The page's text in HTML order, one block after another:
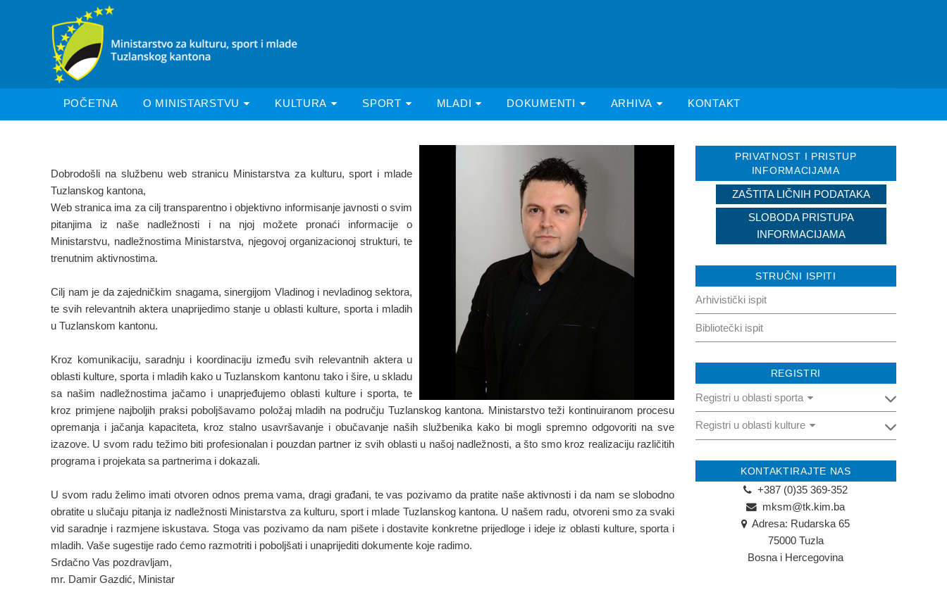
POČETNA O MINISTARSTVU KULTURA SPORT MLADI DOKUMENTI ARHIVA KONTAKT
Dobrodošli na službenu web stranicu Ministarstva za kulturu, sport i mlade
Tuzlanskog kantona,
Web stranica ima za cilj transparentno i objektivno informisanje javnosti o svim
pitanjima iz naše nadležnosti i na njoj možete pronaći informacije o
Ministarstvu, nadležnostima Ministarstva, njegovoj organizacionoj strukturi, te
trenutnim aktivnostima.
Cilj nam je da zajedničkim snagama, sinergijom Vladinog i nevladinog sektora,
te svih relevantnih aktera unaprijedimo stanje u oblasti kulture, sporta i mladih
u Tuzlanskom kantonu.
Kroz komunikaciju, saradnju i koordinaciju između svih relevantnih aktera u
oblasti kulture, sporta i mladih kako u Tuzlanskom kantonu tako i šire, u skladu
sa našim nadležnostima jačamo i unaprjeđujemo oblasti kulture i sporta, te
kroz primjene najboljih praksi poboljšavamo položaj mladih na području Tuzlanskog kantona. Ministarstvo teži kontinuiranom procesu
opremanja i jačanja kapaciteta, kroz stalno usavršavanje i obučavanje naših službenika kako bi mogli spremno odgovoriti na sve
izazove. U svom radu težimo biti profesionalan i pouzdan partner iz svih oblasti u našoj nadležnosti, a što smo kroz realizaciju različitih
programa i projekata sa partnerima i dokazali.
U svom radu želimo imati otvoren odnos prema vama, dragi građani, te vas pozivamo da pratite naše aktivnosti i da nam se slobodno
obratite u slučaju pitanja iz nadležnosti Ministarstva za kulturu, sport i mlade Tuzlanskog kantona. U našem radu, otvoreni smo za svaki
vid saradnje i razmjene iskustava. Stoga vas pozivamo da nam pišete i dostavite konkretne prijedloge i ideje iz oblasti kulture, sporta i
mladih. Vaše sugestije rado ćemo razmotriti i poboljšati i unaprijediti dokumente koje radimo.
Srdačno Vas pozdravljam,
mr. Damir Gazdić, Ministar
PRIVATNOST I PRISTUP
INFORMACIJAMA
ZAŠTITA LIČNIH PODATAKA
SLOBODA PRISTUPA
INFORMACIJAMA
STRUČNI ISPITI
Arhivistički ispit
Bibliotečki ispit
REGISTRI
Registri u oblasti sporta
Registar pravnih osoba u oblasti sporta
Registri u oblasti kulture
Registar fizičkih osoba u oblasti kulture
KONTAKTIRAJTE NAS
+387 (0)35 369-352
mksm@tk.kim.ba
Adresa: Rudarska 65
75000 Tuzla
Bosna i Hercegovina